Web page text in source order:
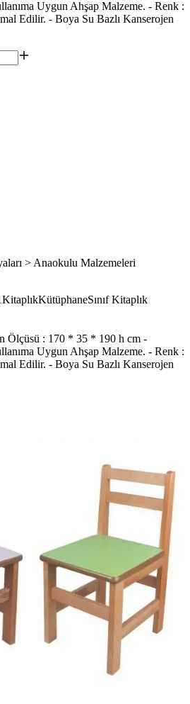
Uygun Ahşap Malzeme. - Renk :
Edilir. - Boya Su Bazlı Kanserojen
> Anaokulu Malzemeleri
KitaplıkKütüphaneSınıf Kitaplık
Ölçüsü : 170 * 35 * 190 h cm -
Uygun Ahşap Malzeme. - Renk :
Edilir. - Boya Su Bazlı Kanserojen